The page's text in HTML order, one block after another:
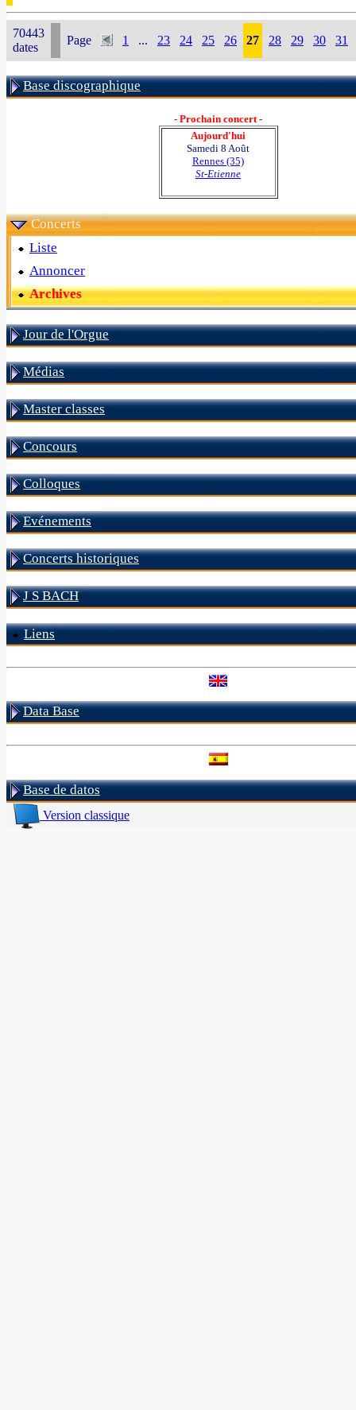
70443
dates
Page 1 ... 23 24 25 26 27 28 29 30 31
Base discographique
- Prochain concert -
Aujourd'hui
Samedi 8 Août
Rennes (35)
St-Etienne
Concerts
Liste
Annoncer
Archives
Jour de l'Orgue
Médias
Master classes
Concours
Colloques
Evénements
Concerts historiques
J S BACH
Liens
Data Base
Base de datos
Version classique